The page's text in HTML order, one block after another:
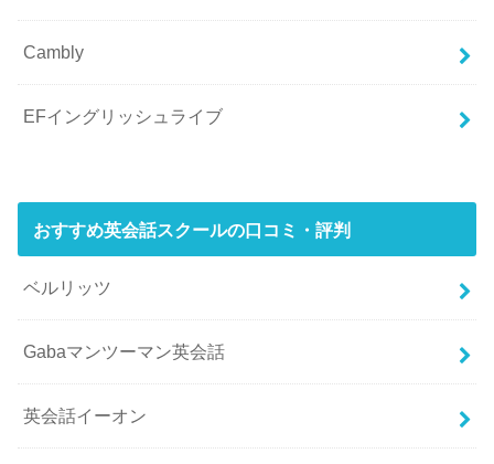
Cambly
EFイングリッシュライブ
おすすめ英会話スクールの口コミ・評判
ベルリッツ
Gabaマンツーマン英会話
英会話イーオン